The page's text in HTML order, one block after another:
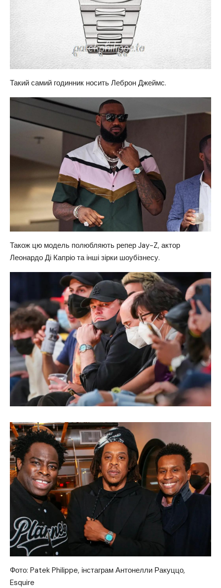
Такий самий годинник носить Леброн Джеймс.
Також цю модель полюбляють репер Jay-Z, актор
Леонардо Ді Капріо та інші зірки шоубізнесу.
Фото: Patek Philippe, інстаграм Антонелли Ракуццо,
Esquire